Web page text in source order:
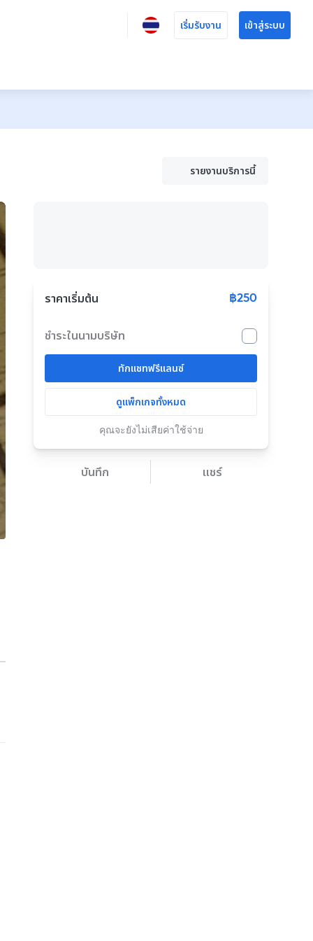
เริ่มรับงาน เข้าสู่ระบบ
รายงานบริการนี้
ราคาเริ่มต้น ฿250
ชำระในนามบริษัท
ทักแชทฟรีแลนซ์
ดูแพ็กเกจทั้งหมด
คุณจะยังไม่เสียค่าใช้จ่าย
บันทึก แชร์